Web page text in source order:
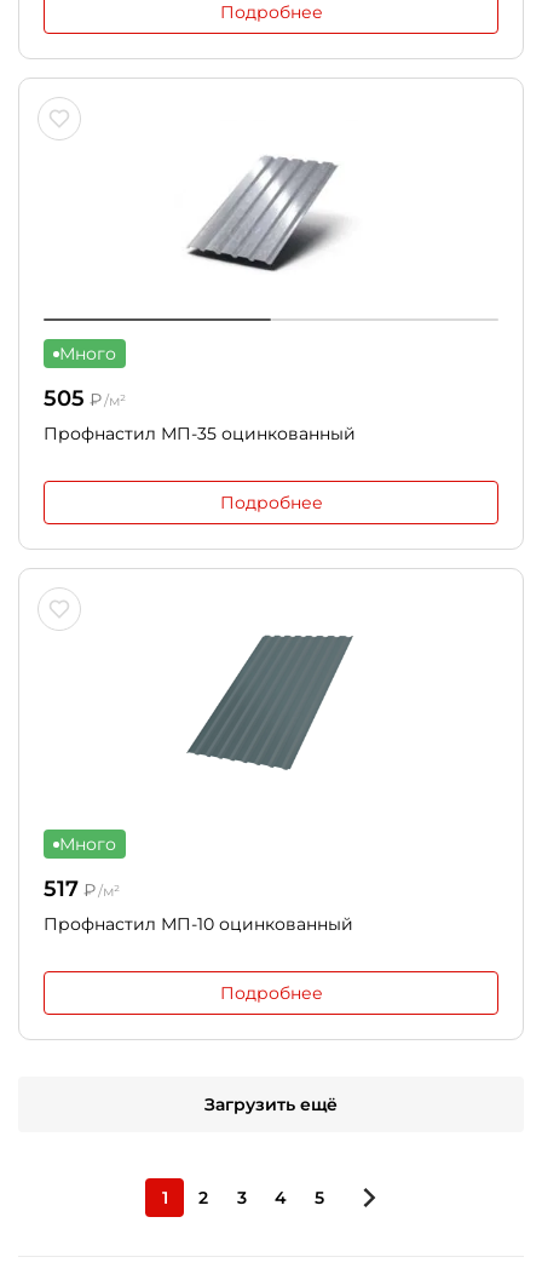
Подробнее
Много
505 ₽/м²
Профнастил МП-35 оцинкованный
Подробнее
Много
517 ₽/м²
Профнастил МП-10 оцинкованный
Подробнее
Загрузить ещё
1 2 3 4 5